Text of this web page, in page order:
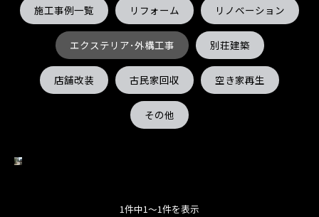
施工事例一覧 リフォーム リノベーション
エクステリア･外構工事 別荘建築
店舗改装 古民家回収 空き家再生
その他
1件中1～1件を表示